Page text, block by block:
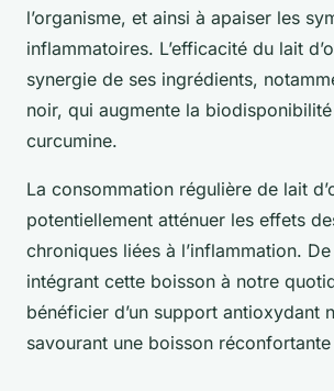
l’organisme, et ainsi à apaiser les
inflammatoires. L’efficacité du lait
synergie de ses ingrédients,
noir, qui augmente la
curcumine.
La consommation régulière de lait
potentiellement atténuer les effets
chroniques liées à l’inflammation.
intégrant cette boisson à notre
bénéficier d’un support antioxydant
savourant une boisson